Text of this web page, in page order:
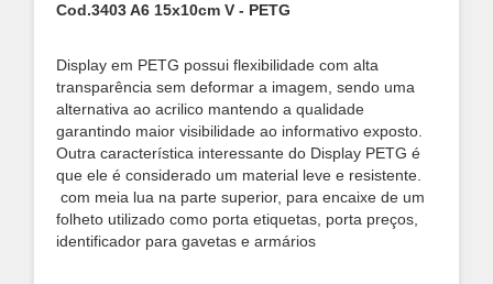
Cod.3403 A6 15x10cm V - PETG
Display em PETG possui flexibilidade com alta
transparência sem deformar a imagem, sendo uma
alternativa ao acrilico mantendo a qualidade
garantindo maior visibilidade ao informativo exposto.
Outra característica interessante do Display PETG é
que ele é considerado um material leve e resistente.
com meia lua na parte superior, para encaixe de um
folheto utilizado como porta etiquetas, porta preços,
identificador para gavetas e armários